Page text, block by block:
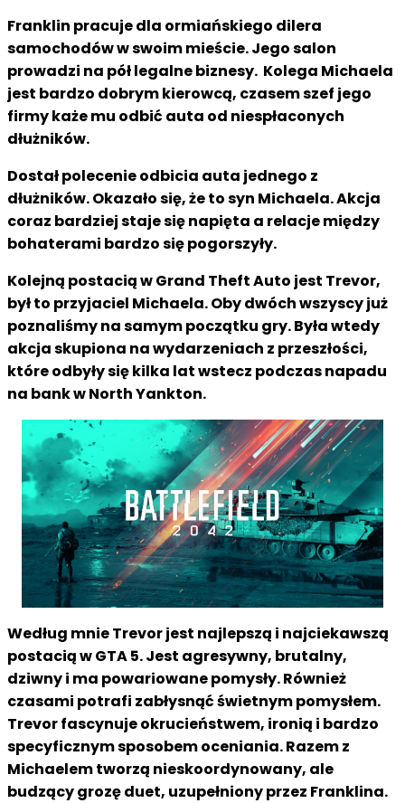
Franklin pracuje dla ormiańskiego dilera
samochodów w swoim mieście. Jego salon
prowadzi na pół legalne biznesy. Kolega Michaela
jest bardzo dobrym kierowcą, czasem szef jego
firmy każe mu odbić auta od niespłaconych
dłużników.
Dostał polecenie odbicia auta jednego z
dłużników. Okazało się, że to syn Michaela. Akcja
coraz bardziej staje się napięta a relacje między
bohaterami bardzo się pogorszyły.
Kolejną postacią w Grand Theft Auto jest Trevor,
był to przyjaciel Michaela. Oby dwóch wszyscy już
poznaliśmy na samym początku gry. Była wtedy
akcja skupiona na wydarzeniach z przeszłości,
które odbyły się kilka lat wstecz podczas napadu
na bank w North Yankton.
Według mnie Trevor jest najlepszą i najciekawszą
postacią w GTA 5. Jest agresywny, brutalny,
dziwny i ma powariowane pomysły. Również
czasami potrafi zabłysnąć świetnym pomysłem.
Trevor fascynuje okrucieństwem, ironią i bardzo
specyficznym sposobem oceniania.Razemz
Michaelem tworzą nieskoordynowany, ale
budzący grozę duet, uzupełniony przez Franklina.